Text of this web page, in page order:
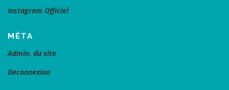
Instagram Officiel
MÉTA
Admin. du site
Deconnexion